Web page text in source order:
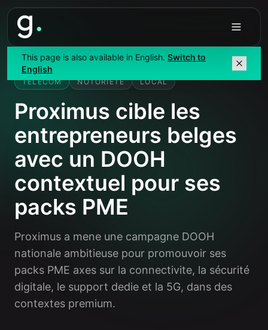
This page is also available in English. Switch to
English
Accueil / Études de cas / Proximus
TELECOM NOTORIÉTÉ LOCAL
Proximus cible les
entrepreneurs belges
avec un DOOH
contextuel pour ses
packs PME
Proximus a mene une campagne DOOH
nationale ambitieuse pour promouvoir ses
packs PME axes sur la connectivite, la sécurité
digitale, le support dedie et la 5G, dans des
contextes premium.